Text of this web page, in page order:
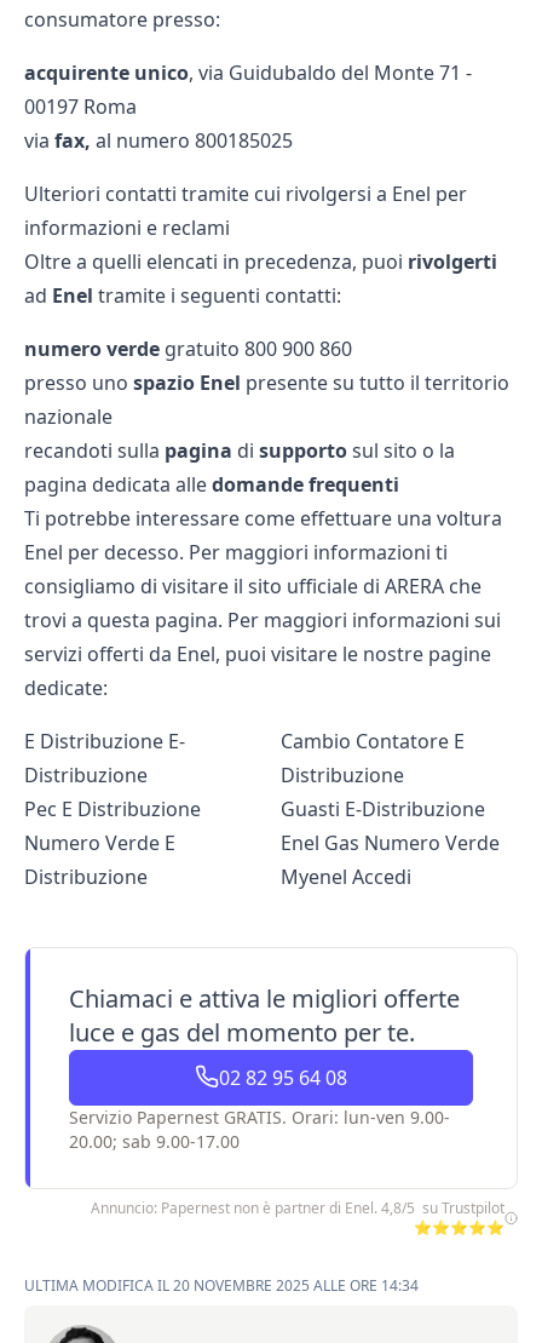
consumatore presso:
acquirente unico, via Guidubaldo del Monte 71 -
00197 Roma
via fax, al numero 800185025
Ulteriori contatti tramite cui rivolgersi a Enel per
informazioni e reclami
Oltre a quelli elencati in precedenza, puoi rivolgerti
ad Enel tramite i seguenti contatti:
numero verde gratuito 800 900 860
presso uno spazio Enel presente su tutto il territorio
nazionale
recandoti sulla pagina di supportosul sito o la
pagina dedicata alledomande frequenti
Ti potrebbe interessare come effettuare una voltura
Enel per decesso. Per maggiori informazioni ti
consigliamo di visitare il sito ufficiale di ARERA che
trovi a questa pagina. Per maggiori informazioni sui
servizi offerti da Enel, puoi visitare le nostre pagine
dedicate:
E Distribuzione E-
Distribuzione
Pec E Distribuzione
Numero Verde E
Distribuzione
Cambio Contatore E
Distribuzione
Guasti E-Distribuzione
Enel Gas Numero Verde
Myenel Accedi
Chiamaci e attiva le migliori offerte
luce e gas del momento per te.
02 82 95 64 08
Servizio Papernest GRATIS. Orari: lun-ven 9.00-
20.00; sab 9.00-17.00
Annuncio: Papernest non è partner di Enel. 4,8/5 su Trustpilot
⭐⭐⭐⭐⭐
ULTIMA MODIFICA IL 20 NOVEMBRE 2025 ALLE ORE 14:34